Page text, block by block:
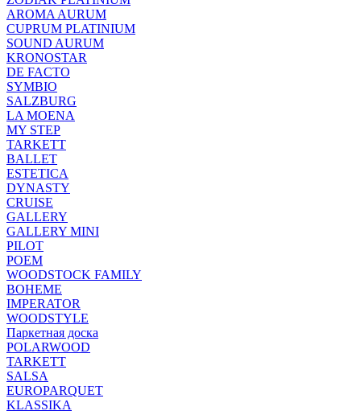
AROMA AURUM
CUPRUM PLATINIUM
SOUND AURUM
KRONOSTAR
DE FACTO
SYMBIO
SALZBURG
LA MOENA
MY STEP
TARKETT
BALLET
ESTETICA
DYNASTY
CRUISE
GALLERY
GALLERY MINI
PILOT
POEM
WOODSTOCK FAMILY
BOHEME
IMPERATOR
WOODSTYLE
Паркетная доска
POLARWOOD
TARKETT
SALSA
EUROPARQUET
KLASSIKA